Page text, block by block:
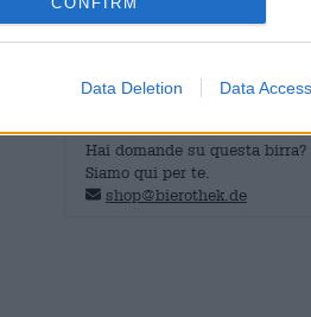
Data Deletion Data Access
CONSULENZA GRATUITA SULLA
Hai domande su questa birra?
Siamo qui per te.
shop@bierothek.de